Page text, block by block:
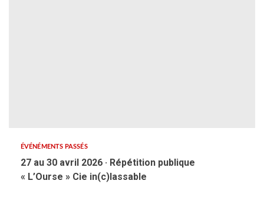
ÉVÉNÉMENTS PASSÉS
27 au 30 avril 2026 · Répétition publique
« L’Ourse » Cie in(c)lassable